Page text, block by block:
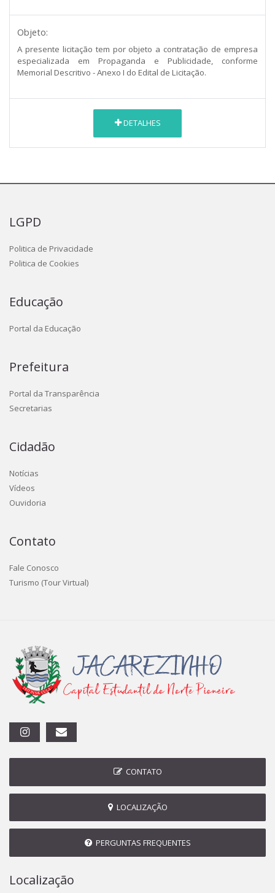
Objeto:
A presente licitação tem por objeto a contratação de empresa
especializada em Propaganda e Publicidade, conforme
Memorial Descritivo - Anexo I do Edital de Licitação.
DETALHES
LGPD
Politica de Privacidade
Politica de Cookies
Educação
Portal da Educação
Prefeitura
Portal da Transparência
Secretarias
Cidadão
Notícias
Vídeos
Ouvidoria
Contato
Fale Conosco
Turismo (Tour Virtual)
CONTATO
LOCALIZAÇÃO
PERGUNTAS FREQUENTES
Localização